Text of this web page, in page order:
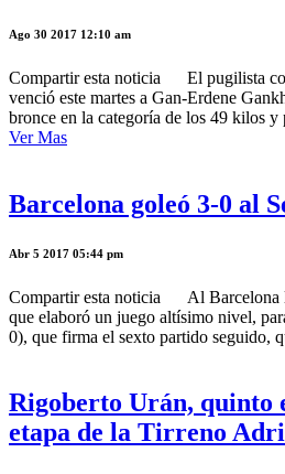
Ago 30 2017 12:10 am
Compartir esta noticia El pugilista
venció este martes a Gan-Erdene
bronce en la categoría de los 49 kilos y
Ver Mas
Barcelona goleó 3-0 al
Abr 5 2017 05:44 pm
Compartir esta noticia Al Barcelona
que elaboró un juego altísimo nivel,
0), que firma el sexto partido seguido,
Rigoberto Urán, quinto
etapa de la Tirreno